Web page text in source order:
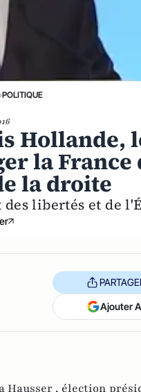
›POLITIQUE
Hollande,
la France
la droite
libertés et de
Ajouter
Hausser , élection